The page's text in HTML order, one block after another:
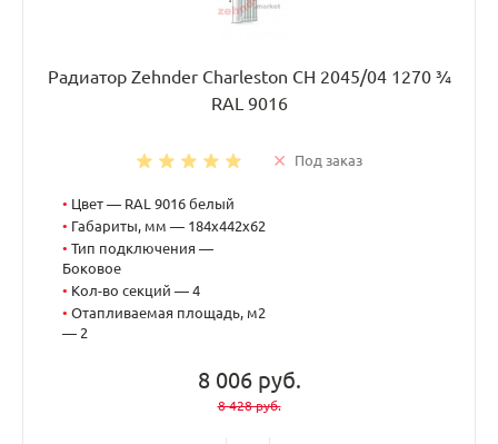
Радиатор Zehnder Charleston CH 2045/04 1270 ¾
RAL 9016
Под заказ
• Цвет — RAL 9016 белый
• Габариты, мм — 184x442x62
• Тип подключения —
Боковое
• Кол-во секций — 4
• Отапливаемая площадь, м2
— 2
8 006 руб.
8 428 руб.